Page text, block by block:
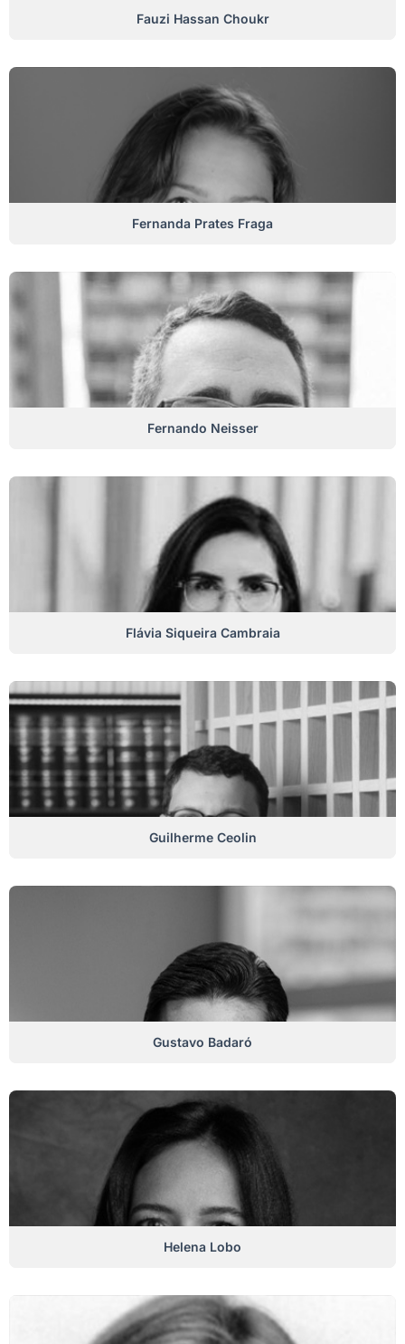
Fauzi Hassan Choukr
Fernanda Prates Fraga
Fernando Neisser
Flávia Siqueira Cambraia
Guilherme Ceolin
Gustavo Badaró
Helena Lobo